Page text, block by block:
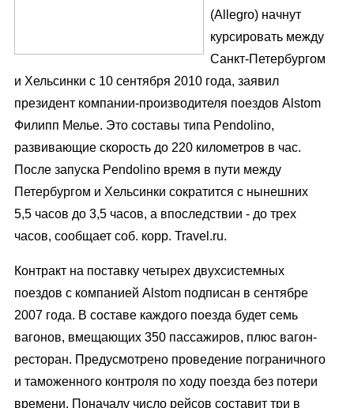
(Allegro) начнут
курсировать между
Санкт-Петербургом
и Хельсинки с 10 сентября 2010 года, заявил
президент компании-производителя поездов Alstom
Филипп Мелье. Это составы типа Pendolino,
развивающие скорость до 220 километров в час.
После запуска Pendolino время в пути между
Петербургом и Хельсинки сократится с нынешних
5,5 часов до 3,5 часов, а впоследствии - до трех
часов, сообщает соб. корр. Travel.ru.
Контракт на поставку четырех двухсистемных
поездов с компанией Alstom подписан в сентябре
2007 года. В составе каждого поезда будет семь
вагонов, вмещающих 350 пассажиров, плюс вагон-
ресторан. Предусмотрено проведение пограничного
и таможенного контроля по ходу поезда без потери
времени. Поначалу число рейсов составит три в